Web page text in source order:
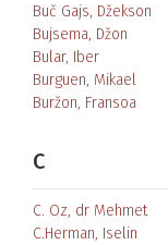
Buč Gajs, Džekson
Bujsema, Džon
Bular, Iber
Burguen, Mikael
Buržon, Fransoa
C
C. Oz, dr Mehmet
C.Herman, Iselin